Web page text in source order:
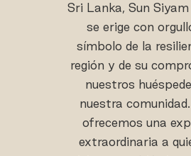
Sri Lanka, Sun
se erige con
símbolo de la
región y de su
nuestros
nuestra
ofrecemos una
extraordinaria a